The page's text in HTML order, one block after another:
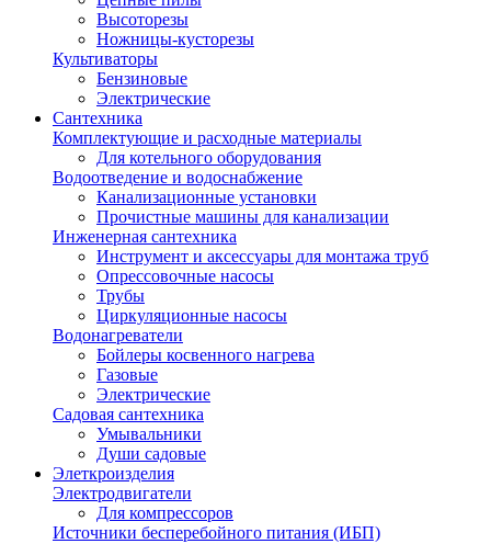
Высоторезы
Ножницы-кусторезы
Культиваторы
Бензиновые
Электрические
Сантехника
Комплектующие и расходные материалы
Для котельного оборудования
Водоотведение и водоснабжение
Канализационные установки
Прочистные машины для канализации
Инженерная сантехника
Инструмент и аксессуары для монтажа труб
Опрессовочные насосы
Трубы
Циркуляционные насосы
Водонагреватели
Бойлеры косвенного нагрева
Газовые
Электрические
Садовая сантехника
Умывальники
Души садовые
Элеткроизделия
Электродвигатели
Для компрессоров
Источники бесперебойного питания (ИБП)